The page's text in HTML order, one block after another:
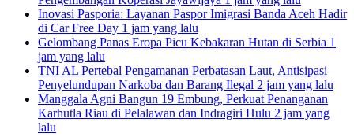
Inovasi Pasporia: Layanan Paspor Imigrasi Banda Aceh Hadir
di Car Free Day 1 jam yang lalu
Gelombang Panas Eropa Picu Kebakaran Hutan di Serbia 1
jam yang lalu
TNI AL Pertebal Pengamanan Perbatasan Laut, Antisipasi
Penyelundupan Narkoba dan Barang Ilegal 2 jam yang lalu
Manggala Agni Bangun 19 Embung, Perkuat Penanganan
Karhutla Riau di Pelalawan dan Indragiri Hulu 2 jam yang
lalu